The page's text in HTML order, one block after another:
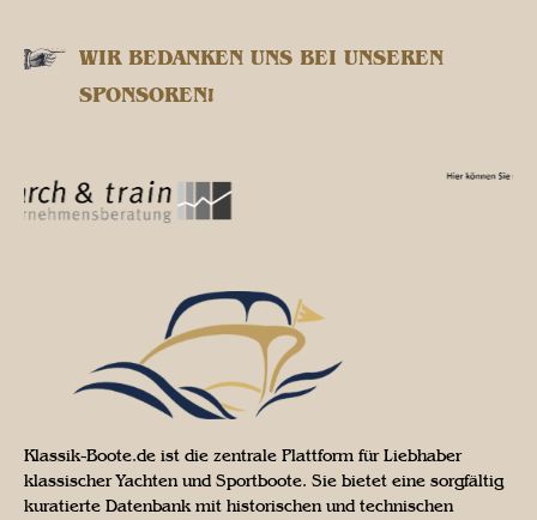
WIR BEDANKEN UNS BEI UNSEREN
SPONSOREN!
Klassik-Boote.de ist die zentrale Plattform für Liebhaber
klassischer Yachten und Sportboote. Sie bietet eine sorgfältig
kuratierte Datenbank mit historischen und technischen